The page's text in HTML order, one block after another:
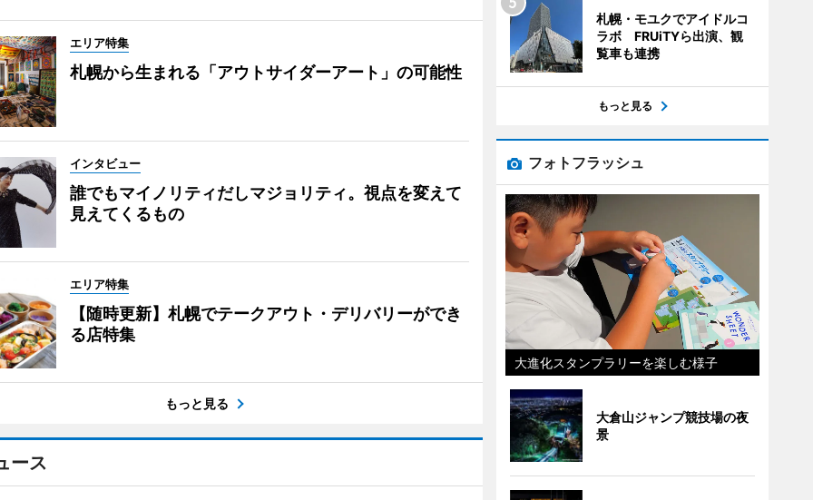
エリア特集
札幌から生まれる「アウトサイダーアート」の可能性
インタビュー
誰でもマイノリティだしマジョリティ。視点を変えて
見えてくるもの
エリア特集
【随時更新】札幌でテークアウト・デリバリーができ
る店特集
もっと見る
ース
札幌・モユクでアイドルコ
ラボ FRUiTYら出演、観
覧車も連携
もっと見る
フォトフラッシュ
大進化スタンプラリーを楽しむ様子
大倉山ジャンプ競技場の夜
景